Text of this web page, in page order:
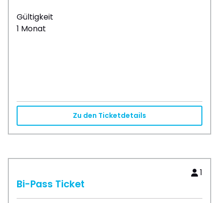
Gültigkeit
1 Monat
Zu den Ticketdetails
1
Bi-Pass Ticket